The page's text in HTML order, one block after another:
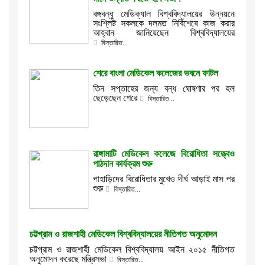
বঙ্গবন্ধু মেডিক্যাল বিশ্ববিদ্যালয়ের উন্নয়নে
সংশ্লিষ্ট সকলকে দলমত নির্বিশেষে কাজ করার
আহ্বান জানিয়েছেন বিশ্ববিদ্যালয়ের
বিস্তারিত...
শেরে বাংলা মেডিকেল কলেজের ভবনে ফাটল
তিন সপ্তাহের জন্য বন্ধ ঘোষণার পর হল
ছেড়েছেন শেরে
বিস্তারিত...
রাঙ্গামাটি মেডিকেল কলেজে বিরোধিতা সত্ত্বেও
পাঠদান কার্যক্রম শুরু
পাহাড়িদের বিরোধিতার মুখেও দীর্ঘ আড়াই মাস পর
শুরু
বিস্তারিত...
চট্টগ্রাম ও রাজশাহী মেডিকেল বিশ্ববিদ্যালয়ের নীতিগত অনুমোদন
চট্টগ্রাম ও রাজশাহী মেডিকেল বিশ্ববিদ্যালয় আইন ২০১৫ নীতিগত
অনুমোদন করেছে মন্ত্রিসভা
বিস্তারিত...